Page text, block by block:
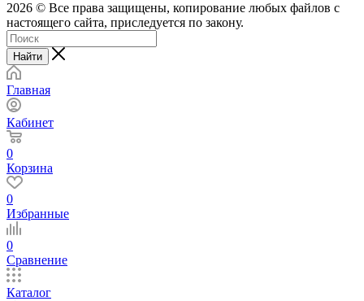
2026 © Все права защищены, копирование любых файлов с
настоящего сайта, приследуется по закону.
Найти
Главная
Кабинет
0
Корзина
0
Избранные
0
Сравнение
Каталог